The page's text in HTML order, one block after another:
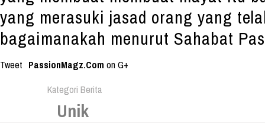
yang merasuki jasad orang yang
bagaimanakah menurut Sahabat
Tweet PassionMagz.Com on G+
Kategori Berita
Unik